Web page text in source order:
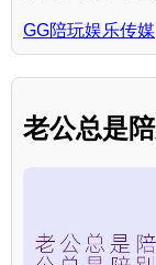
GG陪玩娱乐传媒
老公总是